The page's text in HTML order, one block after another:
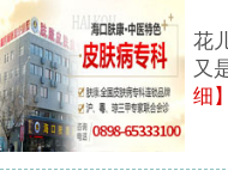
花
又
细】